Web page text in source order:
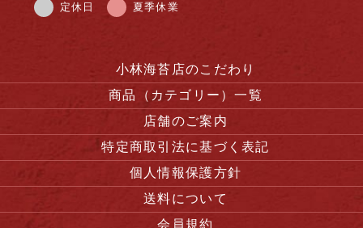
定休日 夏季休業
小林海苔店のこだわり
商品（カテゴリー）一覧
店舗のご案内
特定商取引法に基づく表記
個人情報保護方針
送料について
会員規約